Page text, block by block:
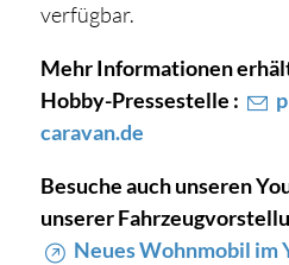
verfügbar.
Mehr Informationen
Hobby-Pressestelle :
caravan.de
Besuche auch unseren
unserer
Neues Wohnmobil im